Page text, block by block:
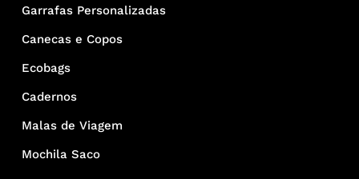
Garrafas Personalizadas
Canecas e Copos
Ecobags
Cadernos
Malas de Viagem
Mochila Saco